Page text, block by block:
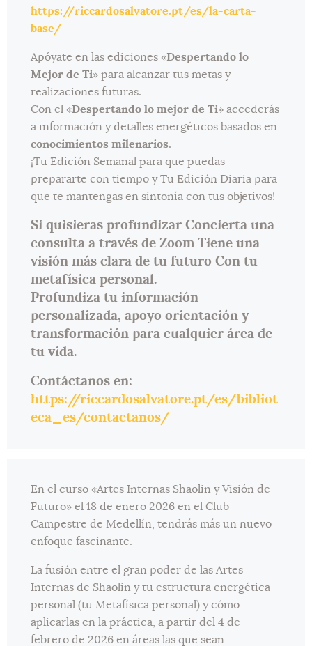
https://riccardosalvatore.pt/es/la-carta-
base/
Apóyate en las ediciones «Despertando lo
Mejor de Ti» para alcanzar tus metas y
realizaciones futuras.
Con el «Despertando lo mejor de Ti» accederás
a información y detalles energéticos basados en
conocimientos milenarios.
¡Tu Edición Semanal para que puedas
prepararte con tiempo y Tu Edición Diaria para
que te mantengas en sintonía con tus objetivos!
Si quisieras profundizar Concierta una
consulta a través de Zoom Tiene una
visión más clara de tu futuro Con tu
metafísica personal.
Profundiza tu información
personalizada, apoyo orientación y
transformación para cualquier área de
tu vida.
Contáctanos en:
https://riccardosalvatore.pt/es/bibliot
eca_es/contactanos/
En el curso «Artes Internas Shaolin y Visión de
Futuro» el 18 de enero 2026 en el Club
Campestre de Medellín, tendrás más un nuevo
enfoque fascinante.
La fusión entre el gran poder de las Artes
Internas de Shaolin y tu estructura energética
personal (tu Metafísica personal) y cómo
aplicarlas en la práctica, a partir del 4 de
febrero de 2026 en áreas las que sean